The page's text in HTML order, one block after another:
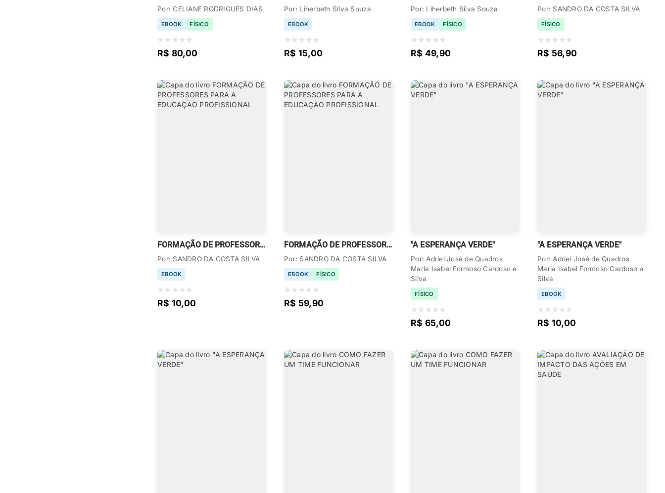
Por: CELIANE RODRIGUES DIAS
EBOOK FÍSICO
★ ★ ★ ★ ★
R$ 80,00
Por: Liherbeth Silva Souza
EBOOK
★ ★ ★ ★ ★
R$ 15,00
Por: Liherbeth Silva Souza
EBOOK FÍSICO
★ ★ ★ ★ ★
R$ 49,90
Por: SANDRO DA COSTA SILVA
FÍSICO
★ ★ ★ ★ ★
R$ 56,90
FORMAÇÃO DE PROFESSORES PARA A EDUCAÇÃO PROFISSIONAL
Por: SANDRO DA COSTA SILVA
EBOOK
★ ★ ★ ★ ★
R$ 10,00
FORMAÇÃO DE PROFESSORES PARA A EDUCAÇÃO PROFISSIONAL
Por: SANDRO DA COSTA SILVA
EBOOK FÍSICO
★ ★ ★ ★ ★
R$ 59,90
"A ESPERANÇA VERDE"
Por: Adriel José de Quadros
Maria Isabel Formoso Cardoso e
Silva
FÍSICO
★ ★ ★ ★ ★
R$ 65,00
"A ESPERANÇA VERDE"
Por: Adriel José de Quadros
Maria Isabel Formoso Cardoso e
Silva
EBOOK
★ ★ ★ ★ ★
R$ 10,00